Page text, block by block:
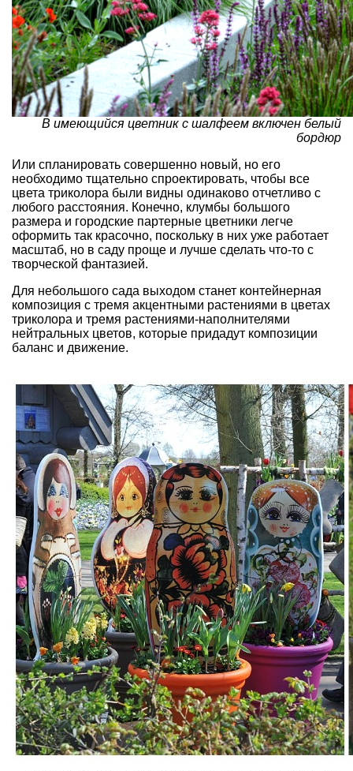
В имеющийся цветник с шалфеем включен белый
бордюр
Или спланировать совершенно новый, но его
необходимо тщательно спроектировать, чтобы все
цвета триколора были видны одинаково отчетливо с
любого расстояния. Конечно, клумбы большого
размера и городские партерные цветники легче
оформить так красочно, поскольку в них уже работает
масштаб, но в саду проще и лучше сделать что-то с
творческой фантазией.
Для небольшого сада выходом станет контейнерная
композиция с тремя акцентными растениями в цветах
триколора и тремя растениями-наполнителями
нейтральных цветов, которые придадут композиции
баланс и движение.